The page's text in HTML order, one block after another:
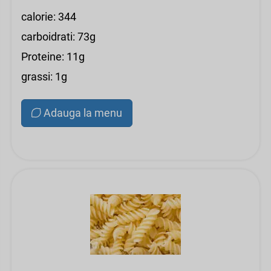
calorie: 344
carboidrati: 73g
Proteine: 11g
grassi: 1g
Adauga la menu